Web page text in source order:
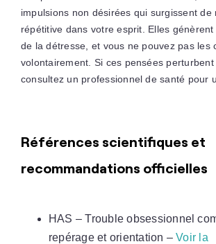
impulsions non désirées qui surgissent de
répétitive dans votre esprit. Elles génèrent
de la détresse, et vous ne pouvez pas les
volontairement. Si ces pensées perturbent
consultez un professionnel de santé pour
Références scientifiques et
recommandations officielles
HAS – Trouble obsessionnel
repérage et orientation –Voir la